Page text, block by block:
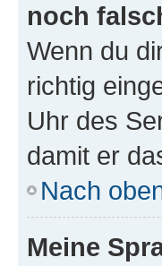
noch
Wenn du
richtig
Uhr des
damit er
Nach
Meine